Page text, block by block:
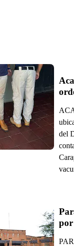
del
por